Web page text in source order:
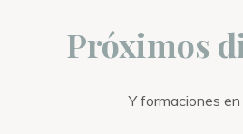
Próximos
Y formaciones en